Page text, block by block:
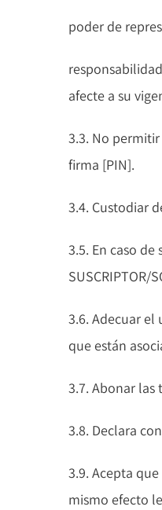
poder de
afecte a su
3.3. No
firma [PIN].
3.4. Custodiar
3.5. En caso
3.6. Adecuar
que están
3.7. Abonar las
3.8. Declara
3.9. Acepta
mismo efecto